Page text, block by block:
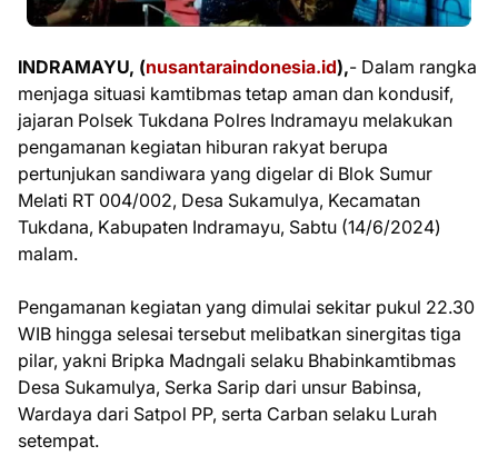
INDRAMAYU, (nusantaraindonesia.id),- Dalam rangka
menjaga situasi kamtibmas tetap aman dan kondusif,
jajaran Polsek Tukdana Polres Indramayu melakukan
pengamanan kegiatan hiburan rakyat berupa
pertunjukan sandiwara yang digelar di Blok Sumur
Melati RT 004/002, Desa Sukamulya, Kecamatan
Tukdana, Kabupaten Indramayu, Sabtu (14/6/2024)
malam.
Pengamanan kegiatan yang dimulai sekitar pukul 22.30
WIB hingga selesai tersebut melibatkan sinergitas tiga
pilar, yakni Bripka Madngali selaku Bhabinkamtibmas
Desa Sukamulya, Serka Sarip dari unsur Babinsa,
Wardaya dari Satpol PP, serta Carban selaku Lurah
setempat.